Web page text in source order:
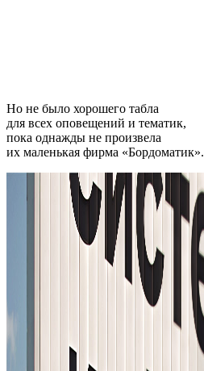
Но не было хорошего табла
для всех оповещений и тематик,
пока однажды не произвела
их маленькая фирма «Бордоматик».